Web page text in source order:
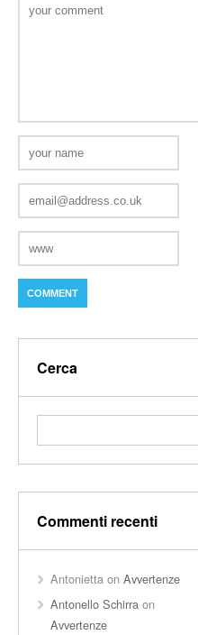
Cerca
Commenti recenti
Antonietta on Avvertenze
Antonello Schirra on
Avvertenze